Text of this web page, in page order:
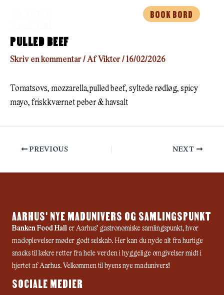
BOOK BORD
PULLED BEEF
Skriv en kommentar/ Af Viktor/16/02/2026
Tomatsovs, mozzarella,pulled beef, syltede rødløg, spicy
mayo, friskkværnet peber & havsalt
PREVIOUS NEXT
AARHUS' NYE MADUNIVERS OG SAMLINGSPUNKT
Banken Food Hall er Aarhus’ gastronomiske samlingspunkt, hvor
madoplevelser møder godt selskab. Her kan du nyde alt fra hurtige
snacks til lækre retter fra hele verden i hyggelige omgivelser midt i
hjertet af Aarhus. Velkommen til byens nye madunivers!
SOCIALE MEDIER